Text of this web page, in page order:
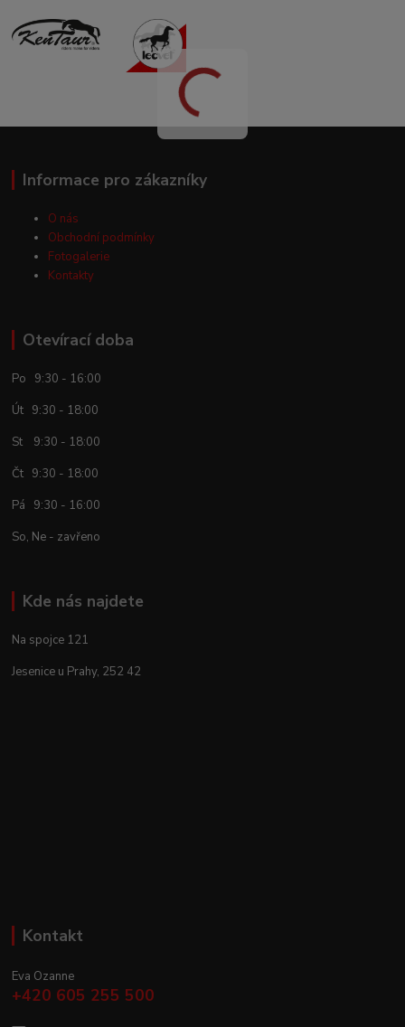
Informace pro zákazníky
O nás
Obchodní podmínky
Fotogalerie
Kontakty
Otevírací doba
Po 9:30 - 16:00
Út 9:30 - 18:00
St 9:30 - 18:00
Čt 9:30 - 18:00
Pá 9:30 - 16:00
So, Ne - zavřeno
Kde nás najdete
Na spojce 121
Jesenice u Prahy, 252 42
Kontakt
Eva Ozanne
+420 605 255 500